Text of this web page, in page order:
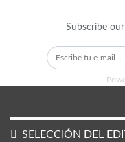
Subscribe
SELECCIÓN DEL